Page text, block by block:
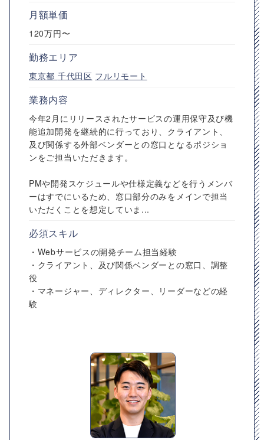
月額単価
120万円〜
勤務エリア
東京都 千代田区 フルリモート
業務内容
今年2月にリリースされたサービスの運用保守及び機
能追加開発を継続的に行っており、クライアント、
及び関係する外部ベンダーとの窓口となるポジショ
ンをご担当いただきます。
PMや開発スケジュールや仕様定義などを行うメンバ
ーはすでにいるため、窓口部分のみをメインで担当
いただくことを想定していま...
必須スキル
・Webサービスの開発チーム担当経験
・クライアント、及び関係ベンダーとの窓口、調整
役
・マネージャー、ディレクター、リーダーなどの経
験